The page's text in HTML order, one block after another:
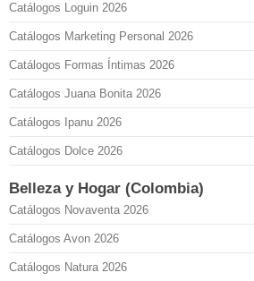
Catálogos Loguin 2026
Catálogos Marketing Personal 2026
Catálogos Formas Íntimas 2026
Catálogos Juana Bonita 2026
Catálogos Ipanu 2026
Catálogos Dolce 2026
Belleza y Hogar (Colombia)
Catálogos Novaventa 2026
Catálogos Avon 2026
Catálogos Natura 2026